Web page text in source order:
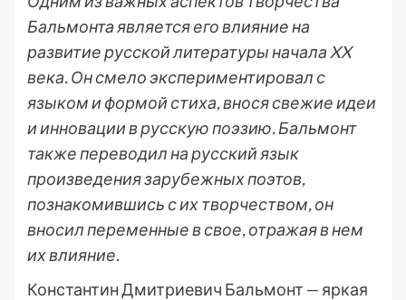
Бальмонта является его влияние на
развитие русской литературы начала XX
века. Он смело экспериментировал с
языком и формой стиха, внося свежие идеи
и инновации в русскую поэзию. Бальмонт
также переводил на русский язык
произведения зарубежных поэтов,
познакомившись с их творчеством, он
вносил переменные в свое, отражая в нем
их влияние.
Константин Дмитриевич Бальмонт — яркая